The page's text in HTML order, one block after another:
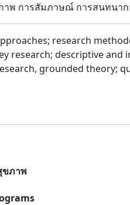
พ การสัมภาษณ์ การสนทนา
research
research; descriptive
grounded theory;
ขภาพ